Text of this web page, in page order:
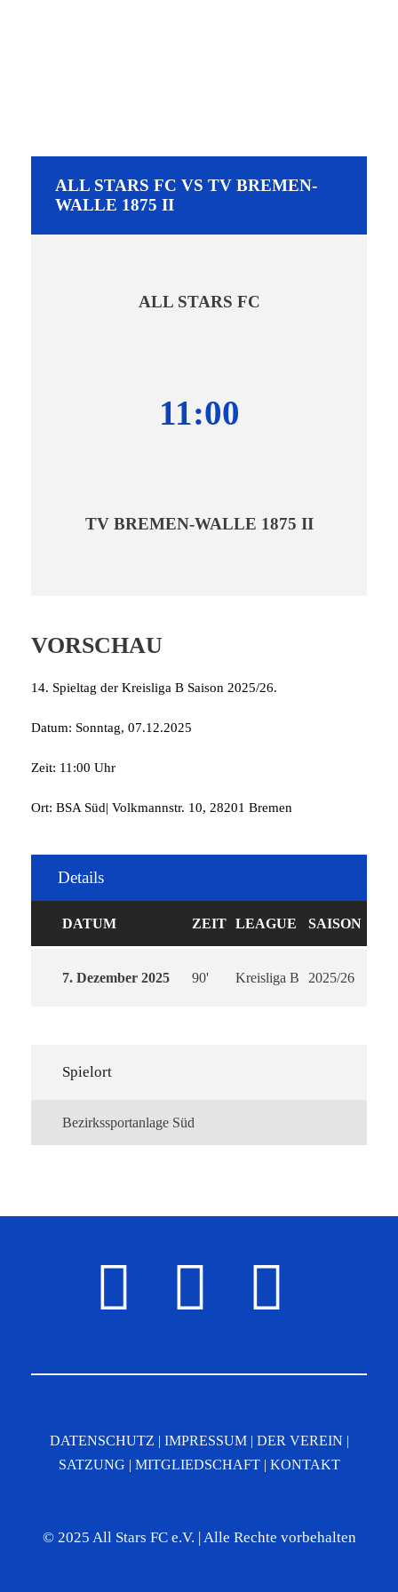
ALL STARS FC VS TV BREMEN-
WALLE 1875 II
ALL STARS FC
11:00
TV BREMEN-WALLE 1875 II
VORSCHAU
14. Spieltag der Kreisliga B Saison 2025/26.
Datum: Sonntag, 07.12.2025
Zeit: 11:00 Uhr
Ort: BSA Süd| Volkmannstr. 10, 28201 Bremen
Details
DATUM ZEIT LEAGUE SAISON
7. Dezember 2025 90' Kreisliga B 2025/26
Spielort
Bezirkssportanlage Süd
DATENSCHUTZ | IMPRESSUM| DER VEREIN |
SATZUNG | MITGLIEDSCHAFT| KONTAKT
© 2025 All Stars FC e.V. | Alle Rechte vorbehalten